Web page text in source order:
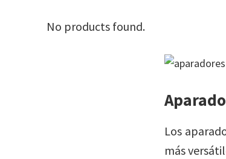
No products found.
Los
más